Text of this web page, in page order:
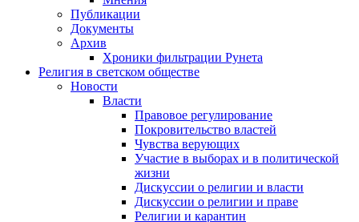
Публикации
Документы
Архив
Хроники фильтрации Рунета
Религия в светском обществе
Новости
Власти
Правовое регулирование
Покровительство властей
Чувства верующих
Участие в выборах и в политической
жизни
Дискуссии о религии и власти
Дискуссии о религии и праве
Религии и карантин